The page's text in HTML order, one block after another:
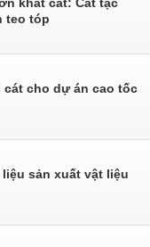
teo tóp
cát cho dự án cao tốc
sản xuất vật liệu